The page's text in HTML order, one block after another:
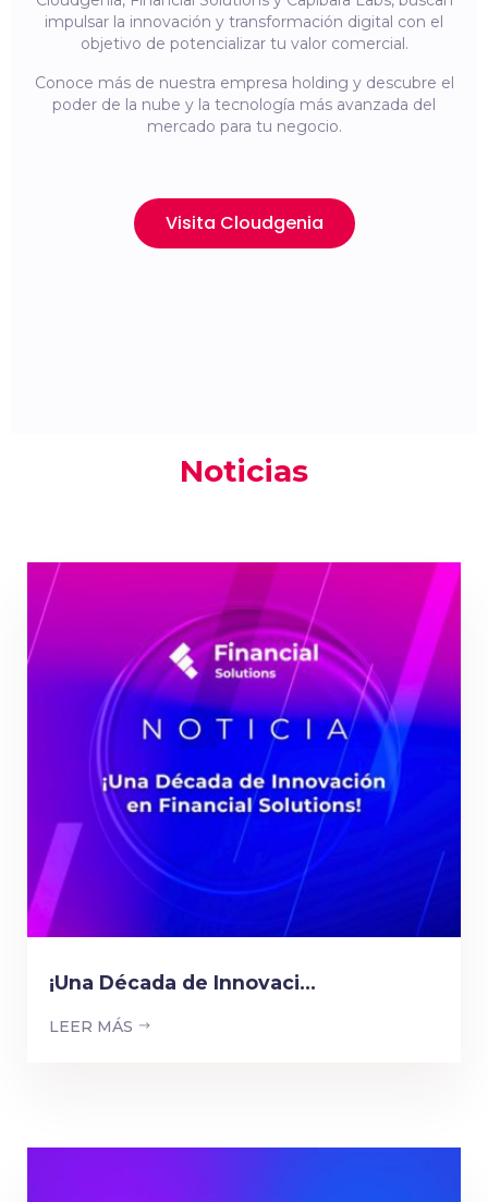
impulsar la innovación y transformación digital con el
objetivo de potencializar tu valor comercial.
Conoce más de nuestra empresa holding y descubre el
poder de la nube y la tecnología más avanzada del
mercado para tu negocio.
Visita Cloudgenia
Noticias
¡Una Década de Innovaci...
LEER MÁS